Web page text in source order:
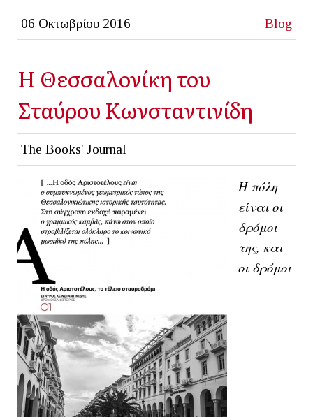
06 Οκτωβρίου 2016 Blog
Η Θεσσαλονίκη του
Σταύρου Κωνσταντινίδη
The Books' Journal
Η πόλη
είναι οι
δρόμοι
της, και
οι δρόμοι